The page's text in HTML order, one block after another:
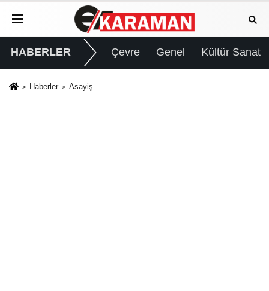
HABERLER Çevre Genel Kültür Sanat
Haberler Asayiş